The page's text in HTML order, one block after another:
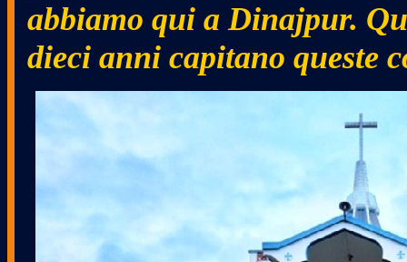
abbiamo qui a Dinajpur.
dieci anni capitano queste